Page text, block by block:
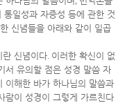
일성과 자증성 등에 관한 것
신념들을 아래와 같이 일곱
란 신념이다. 이러한 확신이 없
서 유의할 점은 성경 말씀 자
이해한 바가 하나님의 말씀과
람이 성경이 그렇게 가르친다